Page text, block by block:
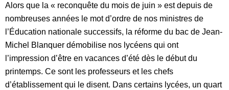
Alors que la « reconquête du mois de juin » est depuis de
nombreuses années le mot d’ordre de nos ministres de
l’Éducation nationale successifs, la réforme du bac de Jean-
Michel Blanquer démobilise nos lycéens qui ont
l’impression d’être en vacances d’été dès le début du
printemps. Ce sont les professeurs et les chefs
d’établissement qui le disent. Dans certains lycées, un quart